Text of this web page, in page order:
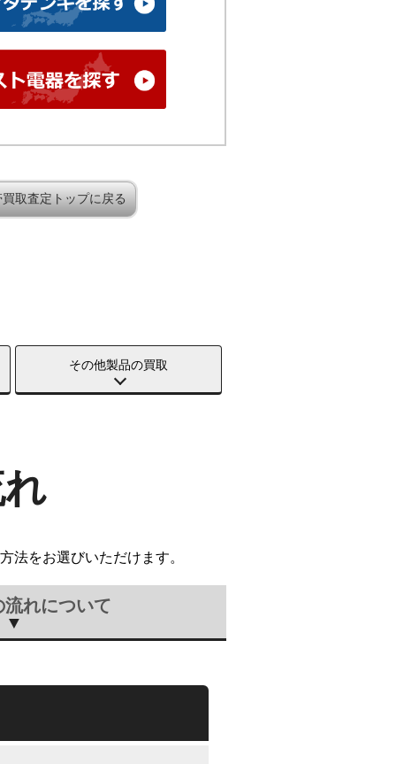
取査定トップに戻る
その他製品の買取
法をお選びいただけます。
れについて